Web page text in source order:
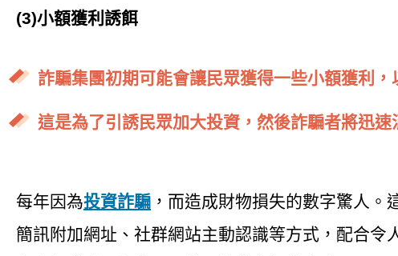
(3)小額獲利誘餌
詐騙集團初期可能會讓民眾獲得一些小額獲利，
這是為了引誘民眾加大投資，然後詐騙者將迅速
每年因為投資詐騙 ，而造成財物損失的數字驚人
簡訊附加網址、社群網站主動認識等方式，配合